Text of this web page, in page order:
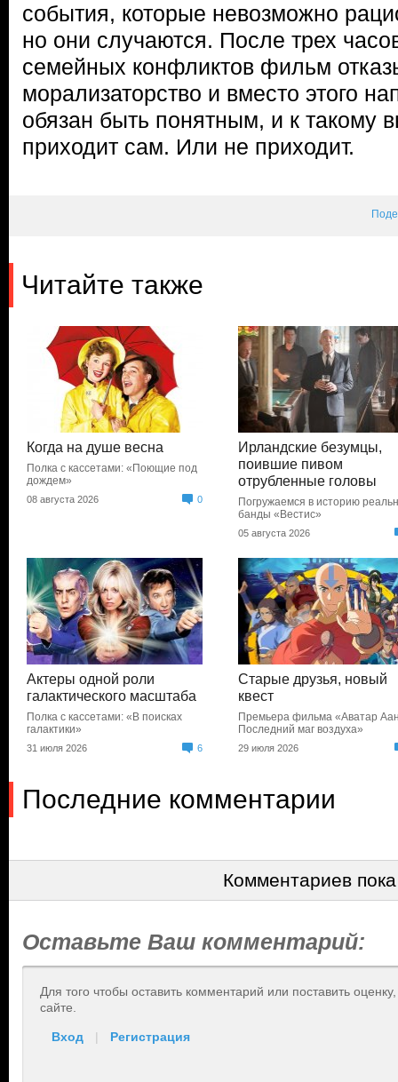
события, которые невозможно
но они случаются. После трех
семейных конфликтов фильм
морализаторство и вместо этого
обязан быть понятным, и к такому
приходит сам. Или не приходит.
Читайте также
Когда на душе весна
Полка с кассетами: «Поющие под
дождем»
08 августа 2026 0
Ирландские безумцы,
поившие пивом
отрубленные головы
Погружаемся в историю
банды «Вестис»
05 августа 2026
Актеры одной роли
галактического масштаба
Полка с кассетами: «В поисках
галактики»
31 июля 2026 6
Старые друзья, новый
квест
Премьера фильма «Аватар
Последний маг воздуха»
29 июля 2026
Последние комментарии
Комментариев
Оставьте Ваш комментарий:
Для того чтобы оставить комментарий или поставить
сайте.
Вход | Регистрация